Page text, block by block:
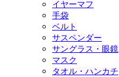
イヤーマフ
手袋
ベルト
サスペンダー
サングラス・眼鏡
マスク
タオル・ハンカチ